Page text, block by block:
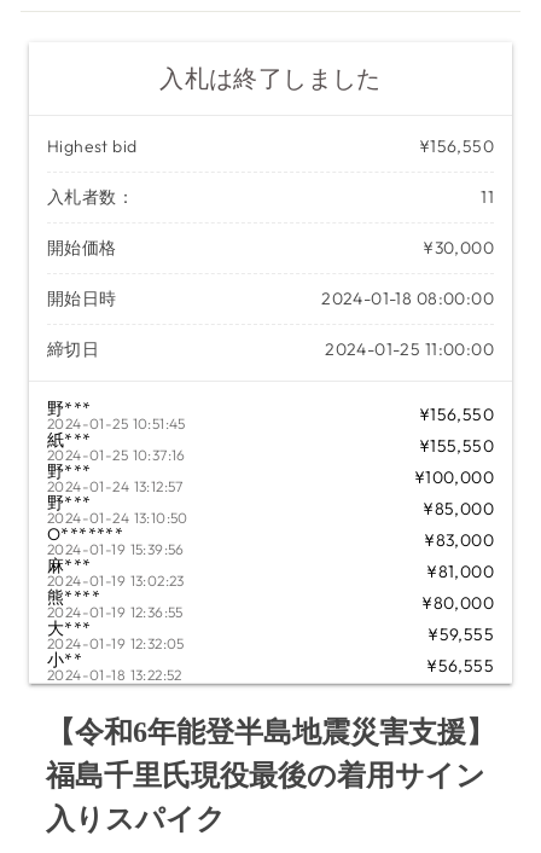
入札は終了しました
Highest bid ¥156,550
入札者数： 11
開始価格 ¥30,000
開始日時 2024-01-18 08:00:00
締切日 2024-01-25 11:00:00
野***
2024-01-25 10:51:45
¥156,550
紙***
2024-01-25 10:37:16
¥155,550
野***
2024-01-24 13:12:57
¥100,000
野***
2024-01-24 13:10:50
¥85,000
O*******
2024-01-19 15:39:56
¥83,000
麻***
2024-01-19 13:02:23
¥81,000
熊****
2024-01-19 12:36:55
¥80,000
大***
2024-01-19 12:32:05
¥59,555
小**
2024-01-18 13:22:52
¥56,555
石****
【令和6年能登半島地震災害支援】
福島千里氏現役最後の着用サイン
入りスパイク